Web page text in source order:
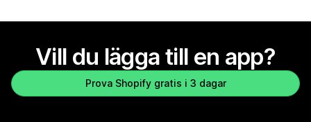
Vill du lägga till en app?
Prova Shopify gratis i 3 dagar